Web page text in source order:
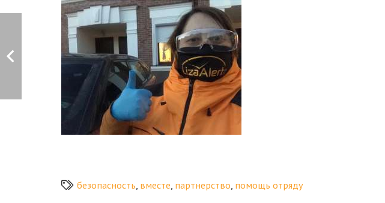
безопасность вместе партнерство помощь отряду